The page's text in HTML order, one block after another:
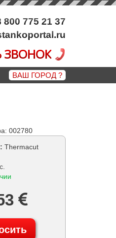
800 775 21 37
ЗВОНОК
ВАШ ГОРОД?
002780
Thermacut